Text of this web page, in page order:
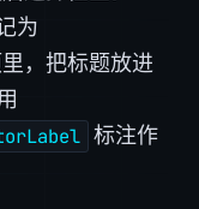
为
，把标题放进
标注作